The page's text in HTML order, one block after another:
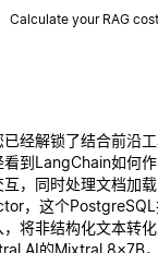
Calculate your RAG cost
经解锁了结合前沿
到LangChain如何
，同时处理文档加
，这个
将非结构化文本转
AI的Mixtral 8x7B